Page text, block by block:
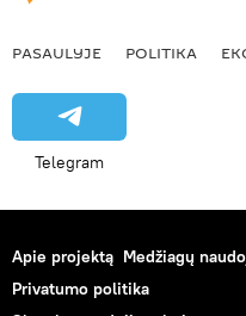
PASAULYJE POLITIKA
Telegram
Apie projektą Medžiagų
Privatumo politika